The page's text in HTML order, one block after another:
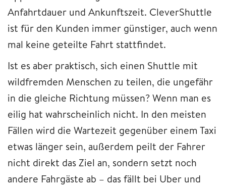
Anfahrtdauer und Ankunftszeit. CleverShuttle
ist für den Kunden immer günstiger, auch wenn
mal keine geteilte Fahrt stattfindet.
Ist es aber praktisch, sich einen Shuttle mit
wildfremden Menschen zu teilen, die ungefähr
in die gleiche Richtung müssen? Wenn man es
eilig hat wahrscheinlich nicht. In den meisten
Fällen wird die Wartezeit gegenüber einem Taxi
etwas länger sein, außerdem peilt der Fahrer
nicht direkt das Ziel an, sondern setzt noch
andere Fahrgäste ab – das fällt bei Uber und